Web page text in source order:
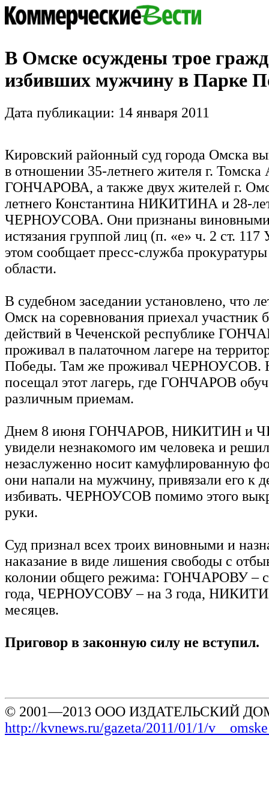
В Омске осуждены трое
избивших мужчину в Парке
Дата публикации: 14 января 2011
Кировский районный суд города Омска
в отношении 35-летнего жителя г. Томска
ГОНЧАРОВА, а также двух жителей г.
летнего Константина НИКИТИНА и 28-
ЧЕРНОУСОВА. Они признаны виновными
истязания группой лиц (п. «е» ч. 2 ст.
этом сообщает пресс-служба
области.
В судебном заседании установлено, что
Омск на соревнования приехал участник
действий в Чеченской республике
проживал в палаточном лагере на
Победы. Там же проживал
посещал этот лагерь, где ГОНЧАРОВ
различным приемам.
Днем 8 июня ГОНЧАРОВ, НИКИТИН и
увидели незнакомого им человека и
незаслуженно носит камуфлированную
они напали на мужчину, привязали его к
избивать. ЧЕРНОУСОВ помимо этого
руки.
Суд признал всех троих виновными и
наказание в виде лишения свободы с
колонии общего режима: ГОНЧАРОВУ –
года, ЧЕРНОУСОВУ – на 3 года,
месяцев.
Приговор в законную силу не вступил.
© 2001—2013 ООО ИЗДАТЕЛЬСКИЙ
http://kvnews.ru/gazeta/2011/01/1/